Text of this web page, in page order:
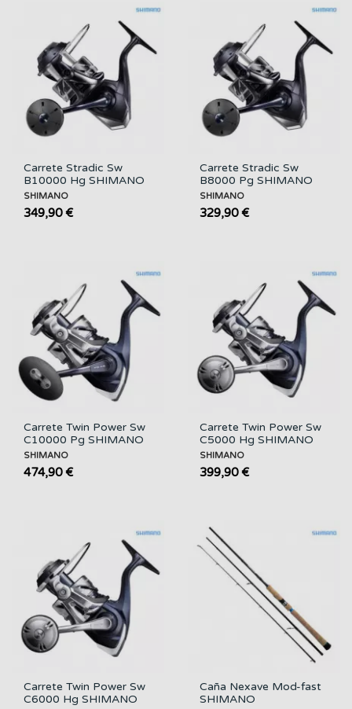
Carrete Stradic Sw
B10000 Hg SHIMANO
SHIMANO
349,90 €
Carrete Stradic Sw
B8000 Pg SHIMANO
SHIMANO
329,90 €
Carrete Twin Power Sw
C10000 Pg SHIMANO
SHIMANO
474,90 €
Carrete Twin Power Sw
C5000 Hg SHIMANO
SHIMANO
399,90 €
Carrete Twin Power Sw
C6000 Hg SHIMANO
Caña Nexave Mod-fast
SHIMANO